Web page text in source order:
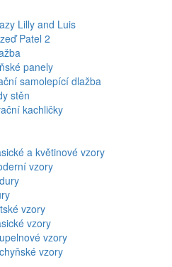
Lilly and Luis
Patel 2
panely
samolepící dlažba
stěn
kachličky
a květinové vzory
vzory
vzory
vzory
vzory
vzory